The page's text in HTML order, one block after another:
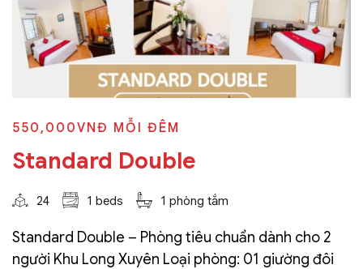
550,000VNĐ MỖI ĐÊM
Standard Double
24 1 beds 1 phòng tắm
Standard Double – Phòng tiêu chuẩn dành cho 2
người Khu Long Xuyên Loại phòng: 01 giường đôi